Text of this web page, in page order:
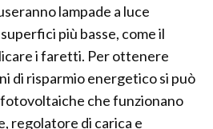
lampade a luce
più basse, come il
i faretti. Per ottenere
di risparmio energetico si può
che funzionano
regolatore di carica e